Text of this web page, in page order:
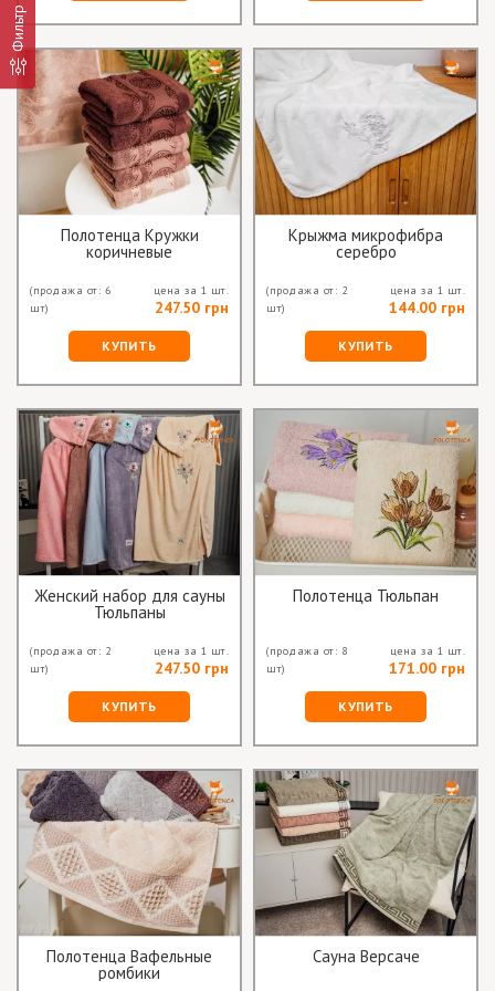
Фильтр
Полотенца Кружки
коричневые
(продажа от: 6
шт)
цена за 1 шт.
247.50 грн
КУПИТЬ
Крыжма микрофибра
серебро
(продажа от: 2
шт)
цена за 1 шт.
144.00 грн
КУПИТЬ
Женский набор для сауны
Тюльпаны
(продажа от: 2
шт)
цена за 1 шт.
247.50 грн
КУПИТЬ
Полотенца Тюльпан
(продажа от: 8
шт)
цена за 1 шт.
171.00 грн
КУПИТЬ
Полотенца Вафельные
ромбики
Сауна Версаче